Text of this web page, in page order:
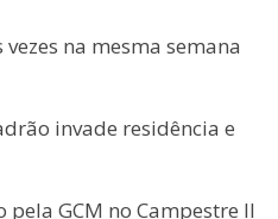
na mesma semana
invade residência e
GCM no Campestre II